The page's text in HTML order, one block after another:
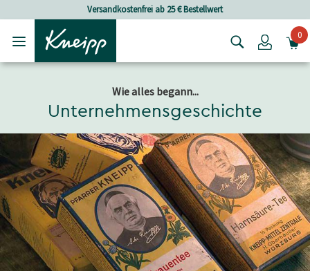
Skip to main content
Skip to footer contentVersandkostenfrei ab 25 € Bestellwert
Login0
Wie alles begann...
Unternehmensgeschichte